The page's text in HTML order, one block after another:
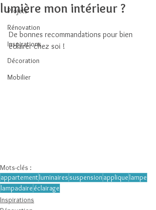
Projets
Rénovation
Inspirations
Décoration
Mobilier
lumière mon intérieur ?
De bonnes recommandations pour bien
éclairer chez soi !
Mots-clés :
appartementluminaires suspension applique lampe
lampadaire éclairage
Inspirations